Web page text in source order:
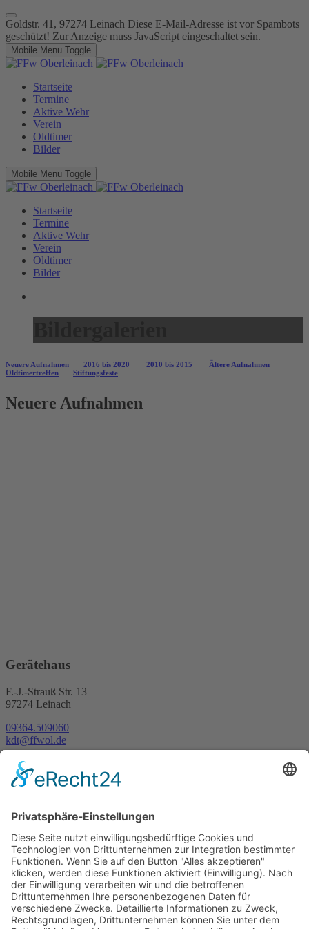
Goldstr. 41, 97274 Leinach Diese E-Mail-Adresse ist vor Spambots
geschützt! Zur Anzeige muss JavaScript eingeschaltet sein.
Mobile Menu Toggle
Startseite
Termine
Aktive Wehr
Verein
Oldtimer
Bilder
Mobile Menu Toggle
Startseite
Termine
Aktive Wehr
Verein
Oldtimer
Bilder
Neuere Aufnahmen 2016 bis 2020 2010 bis 2015
Ältere Aufnahmen
Oldtimertreffen
Stiftungsfeste
Neuere Aufnahmen
Gerätehaus
F.-J.-Strauß Str. 13
97274 Leinach
09364.509060
kdt@ffwol.de
Kartenansicht
Im Notfall
Kontakt
Goldstraße 41
97274 Leinach
09364.8080-20
info@ff-oberleinach.de